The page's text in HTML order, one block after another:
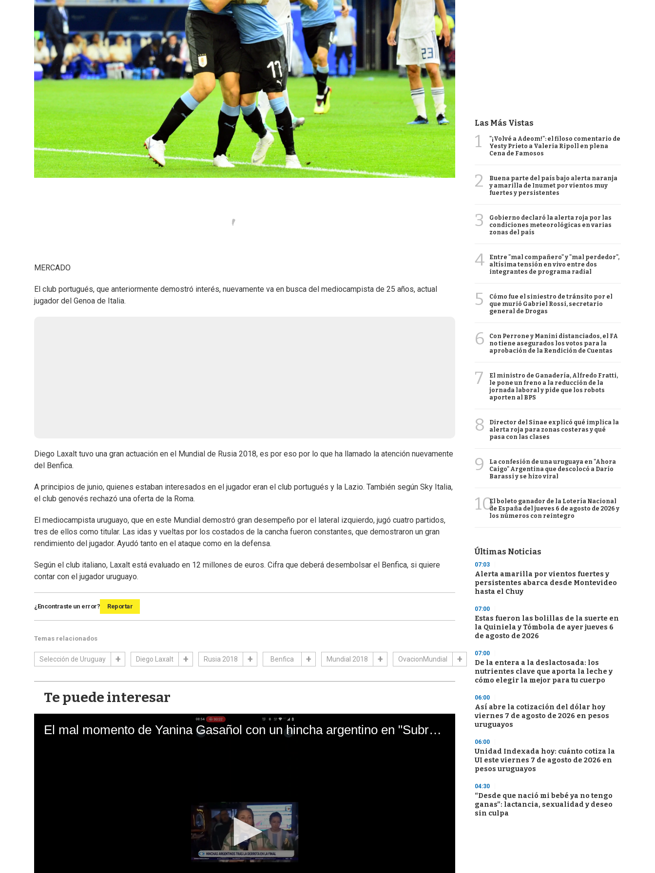
MERCADO
El club portugués, que anteriormente demostró interés, nuevamente va en busca del mediocampista de 25 años, actual
jugador del Genoa de Italia.
Diego Laxalt tuvo una gran actuación en el Mundial de Rusia 2018, es por eso por lo que ha llamado la atención nuevamente
del Benfica.
A principios de junio, quienes estaban interesados en el jugador eran el club portugués y la Lazio. También según Sky Italia,
el club genovés rechazó una oferta de la Roma.
El mediocampista uruguayo, que en este Mundial demostró gran desempeño por el lateral izquierdo, jugó cuatro partidos,
tres de ellos como titular. Las idas y vueltas por los costados de la cancha fueron constantes, que demostraron un gran
rendimiento del jugador. Ayudó tanto en el ataque como en la defensa.
Según el club italiano, Laxalt está evaluado en 12 millones de euros. Cifra que deberá desembolsar el Benfica, si quiere
contar con el jugador uruguayo.
¿Encontraste un error? Reportar
Temas relacionados
Selección de Uruguay Diego Laxalt Rusia 2018 Benfica Mundial 2018 OvacionMundial
Te puede interesar
El mal momento de Yanina Gasañol con un hincha argentino en "Subrayado"
Las Más Vistas
1
"¡Volvé a Adeom!": el filoso comentario de
Yesty Prieto a Valeria Ripoll en plena
Cena de Famosos
2
Buena parte del país bajo alerta naranja
y amarilla de Inumet por vientos muy
fuertes y persistentes
3
Gobierno declaró la alerta roja por las
condiciones meteorológicas en varias
zonas del país
4
Entre "mal compañero" y "mal perdedor",
altísima tensión en vivo entre dos
integrantes de programa radial
5
Cómo fue el siniestro de tránsito por el
que murió Gabriel Rossi, secretario
general de Drogas
6
Con Perrone y Manini distanciados, el FA
no tiene asegurados los votos para la
aprobación de la Rendición de Cuentas
7
El ministro de Ganadería, Alfredo Fratti,
le pone un freno a la reducción de la
jornada laboral y pide que los robots
aporten al BPS
8
Director del Sinae explicó qué implica la
alerta roja para zonas costeras y qué
pasa con las clases
9
La confesión de una uruguaya en "Ahora
Caigo" Argentina que descolocó a Darío
Barassi y se hizo viral
10El boleto ganador de la Lotería Nacional
de España del jueves 6 de agosto de 2026 y
los números con reintegro
Últimas Noticias
07:03
Alerta amarilla por vientos fuertes y
persistentes abarca desde Montevideo
hasta el Chuy
07:00
Estas fueron las bolillas de la suerte en
la Quiniela y Tómbola de ayer jueves 6
de agosto de 2026
07:00
De la entera a la deslactosada: los
nutrientes clave que aporta la leche y
cómo elegir la mejor para tu cuerpo
06:00
Así abre la cotización del dólar hoy
viernes 7 de agosto de 2026 en pesos
uruguayos
06:00
Unidad Indexada hoy: cuánto cotiza la
UI este viernes 7 de agosto de 2026 en
pesos uruguayos
04:30
“Desde que nació mi bebé ya no tengo
ganas”: lactancia, sexualidad y deseo
sin culpa